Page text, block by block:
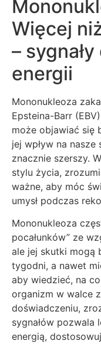
Więcej
–
energii
Mononukleoza
Epsteina-Barr
może objawiać się
jej wpływ na
znacznie szerszy.
stylu życia,
ważne, aby móc
umysł podczas
Mononukleoza
pocałunków” ze
ale jej skutki mogą
tygodni, a nawet
aby wiedzieć, na
organizm w walce
doświadczeniu,
sygnałów pozwala
energią,